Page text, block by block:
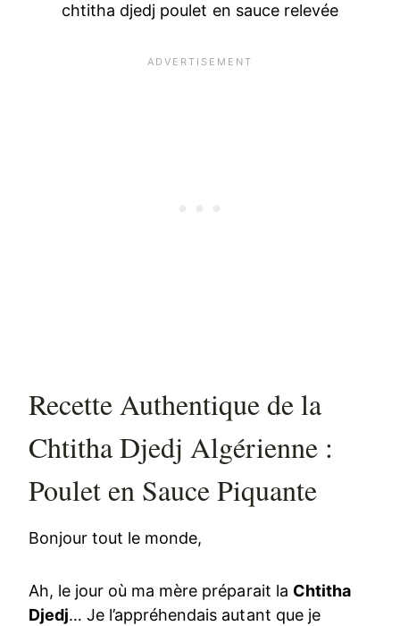
chtitha djedj poulet en sauce relevée
Recette Authentique de la
Chtitha Djedj Algérienne :
Poulet en Sauce Piquante
Bonjour tout le monde,
Ah, le jour où ma mère préparait la Chtitha
Djedj… Je l’appréhendais autant que je